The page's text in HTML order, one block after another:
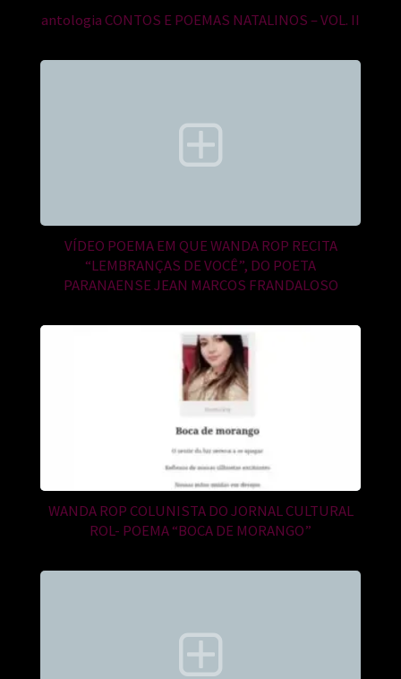
antologia CONTOS E POEMAS NATALINOS – VOL. II
VÍDEO POEMA EM QUE WANDA ROP RECITA
“LEMBRANÇAS DE VOCÊ”, DO POETA
PARANAENSE JEAN MARCOS FRANDALOSO
WANDA ROP COLUNISTA DO JORNAL CULTURAL
ROL- POEMA “BOCA DE MORANGO”